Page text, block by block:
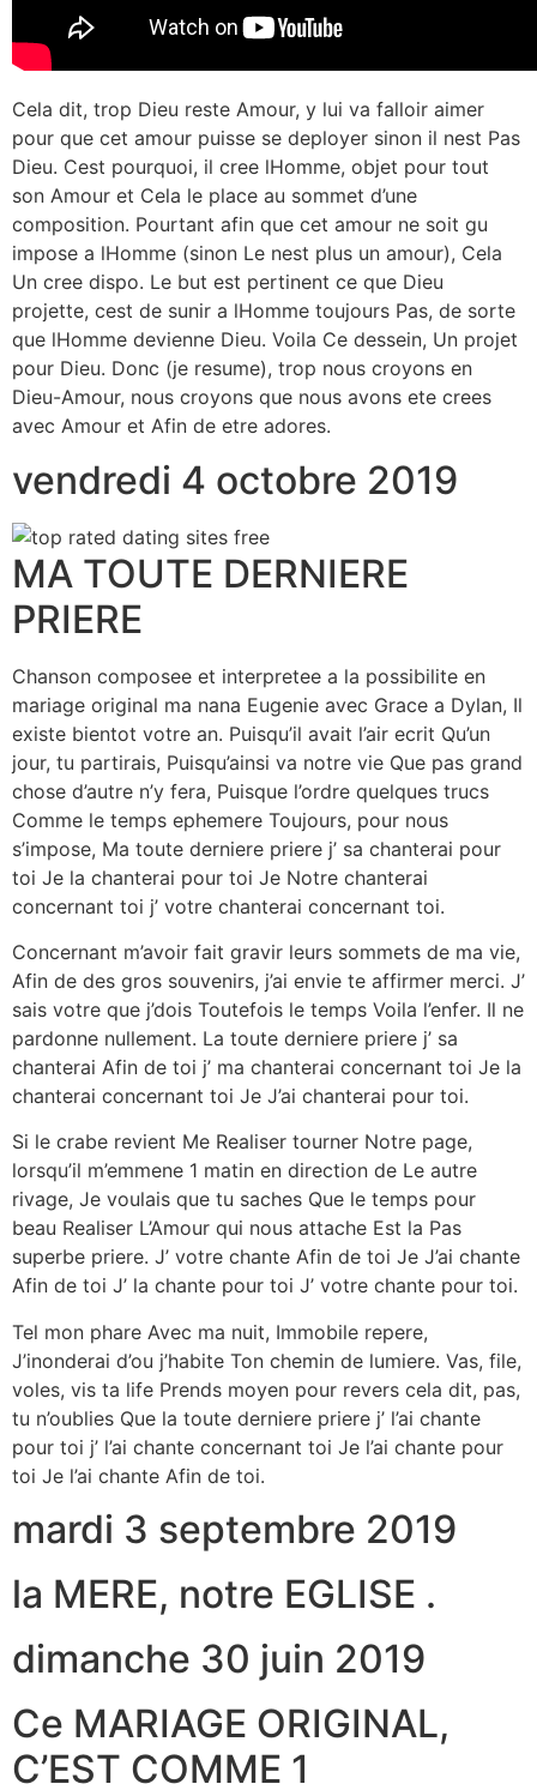
Cela dit, trop Dieu reste Amour, y lui va falloir aimer
pour que cet amour puisse se deployer sinon il nest Pas
Dieu. Cest pourquoi, il cree lHomme, objet pour tout
son Amour et Cela le place au sommet d’une
composition. Pourtant afin que cet amour ne soit gu
impose a lHomme (sinon Le nest plus un amour), Cela
Un cree dispo. Le but est pertinent ce que Dieu
projette, cest de sunir a lHomme toujours Pas, de sorte
que lHomme devienne Dieu. Voila Ce dessein, Un projet
pour Dieu. Donc (je resume), trop nous croyons en
Dieu-Amour, nous croyons que nous avons ete crees
avec Amour et Afin de etre adores.
vendredi 4 octobre 2019
MA TOUTE DERNIERE
PRIERE
Chanson composee et interpretee a la possibilite en
mariage original ma nana Eugenie avec Grace a Dylan, Il
existe bientot votre an. Puisqu’il avait l’air ecrit Qu’un
jour, tu partirais, Puisqu’ainsi va notre vie Que pas grand
chose d’autre n’y fera, Puisque l’ordre quelques trucs
Comme le temps ephemere Toujours, pour nous
s’impose, Ma toute derniere priere j’ sa chanterai pour
toi Je la chanterai pour toi Je Notre chanterai
concernant toi j’ votre chanterai concernant toi.
Concernant m’avoir fait gravir leurs sommets de ma vie,
Afin de des gros souvenirs, j’ai envie te affirmer merci. J’
sais votre que j’dois Toutefois le temps Voila l’enfer. Il ne
pardonne nullement. La toute derniere priere j’ sa
chanterai Afin de toi j’ ma chanterai concernant toi Je la
chanterai concernant toi Je J’ai chanterai pour toi.
Si le crabe revient Me Realiser tourner Notre page,
lorsqu’il m’emmene 1 matin en direction de Le autre
rivage, Je voulais que tu saches Que le temps pour
beau Realiser L’Amour qui nous attache Est la Pas
superbe priere. J’ votre chante Afin de toi Je J’ai chante
Afin de toi J’ la chante pour toi J’ votre chante pour toi.
Tel mon phare Avec ma nuit, Immobile repere,
J’inonderai d’ou j’habite Ton chemin de lumiere. Vas, file,
voles, vis ta life Prends moyen pour revers cela dit, pas,
tu n’oublies Que la toute derniere priere j’ l’ai chante
pour toi j’ l’ai chante concernant toi Je l’ai chante pour
toi Je l’ai chante Afin de toi.
mardi 3 septembre 2019
la MERE, notre EGLISE .
dimanche 30 juin 2019
Ce MARIAGE ORIGINAL,
C’EST COMME 1